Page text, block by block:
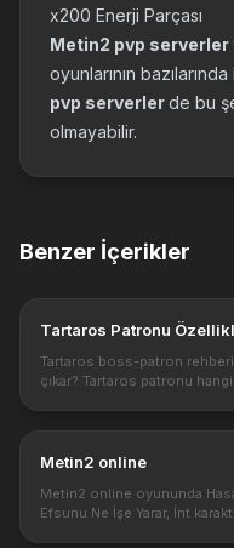
x200 Enerji Parçası
Metin2 pvp serverler
oyunlarının
pvp serverlerde bu
olmayabilir.
Benzer İçerikler
Tartaros Patronu
Tartaros boss-patron
çıkar? Tartaros patronu
Metin2 online
Metin2 online oyununda
Efsunu Ne İşe Yarar, İnt